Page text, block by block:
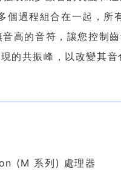
個過程組合在一起，所
高的音符，讓您控制
的共振峰，以改變其音
(M 系列) 處理器